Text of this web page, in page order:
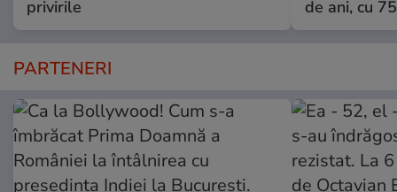
privirile
de ani, cu
PARTENERI